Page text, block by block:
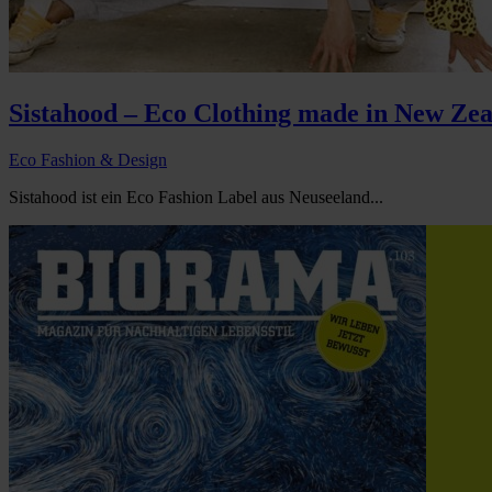
Sistahood – Eco Clothing made in New
Eco Fashion & Design
Sistahood ist ein Eco Fashion Label aus Neuseeland...